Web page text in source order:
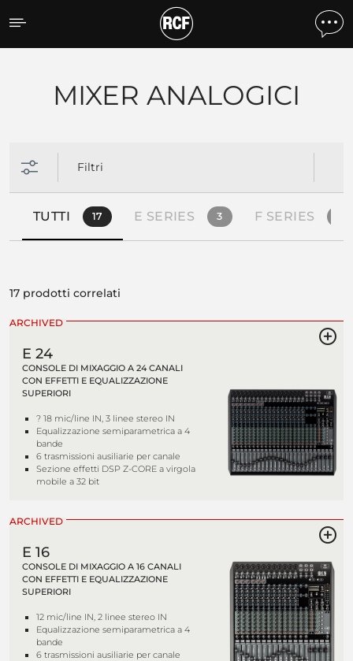
Prodotti per tipologia
MIXER ANALOGICI
Filtri
TUTTI 17 E SERIES 3 F SERIES
17 prodotti correlati
ARCHIVED
E 24
CONSOLE DI MIXAGGIO A 24 CANALI
CON EFFETTI E EQUALIZZAZIONE
SUPERIORI
? 18 mic/line IN, 3 linee stereo IN
Equalizzazione semiparametrica a 4
bande
6 trasmissioni ausiliarie per canale
Sezione effetti DSP Z-CORE a virgola
mobile a 32 bit
ARCHIVED
E 16
CONSOLE DI MIXAGGIO A 16 CANALI
CON EFFETTI E EQUALIZZAZIONE
SUPERIORI
12 mic/line IN, 2 linee stereo IN
Equalizzazione semiparametrica a 4
bande
6 trasmissioni ausiliarie per canale